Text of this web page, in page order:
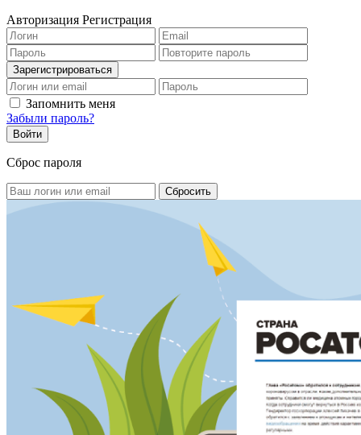
Авторизация Регистрация
Запомнить меня
Забыли пароль?
Сброс пароля